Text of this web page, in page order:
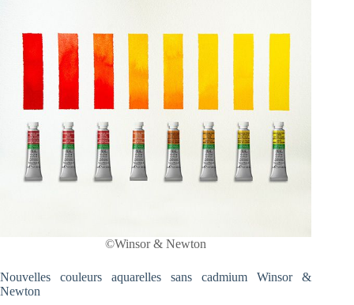
©Winsor & Newton
Nouvelles couleurs aquarelles sans cadmium Winsor &
Newton